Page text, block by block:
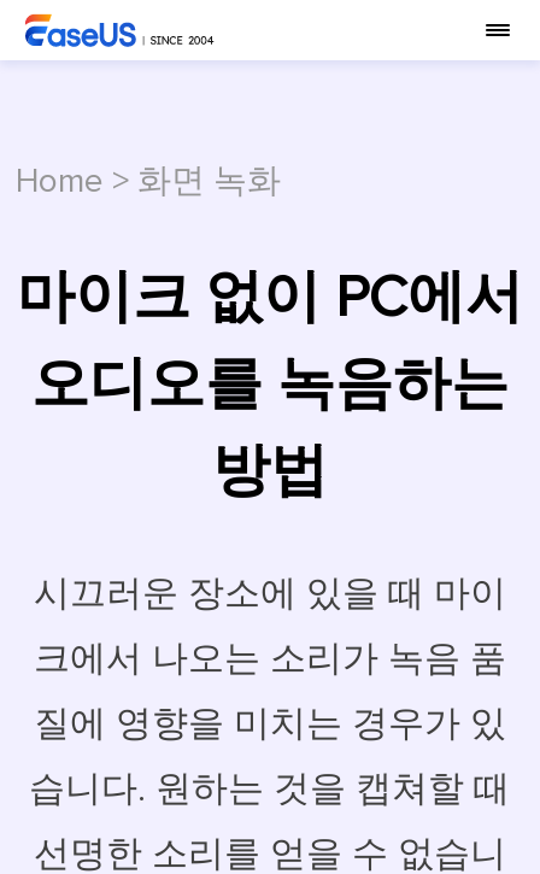
Home > 화면 녹화
마이크 없이 PC에서
오디오를 녹음하는
방법
시끄러운 장소에 있을 때 마이
크에서 나오는 소리가 녹음 품
질에 영향을 미치는 경우가 있
습니다. 원하는 것을 캡쳐할 때
선명한 소리를 얻을 수 없습니